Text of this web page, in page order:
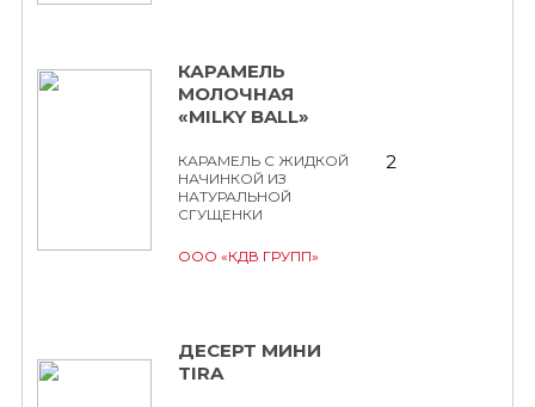
КАРАМЕЛЬ
МОЛОЧНАЯ
«MILKY BALL»
КАРАМЕЛЬ С ЖИДКОЙ
НАЧИНКОЙ ИЗ
НАТУРАЛЬНОЙ
СГУЩЕНКИ
ООО «КДВ ГРУПП»
2
ДЕСЕРТ МИНИ
TIRA